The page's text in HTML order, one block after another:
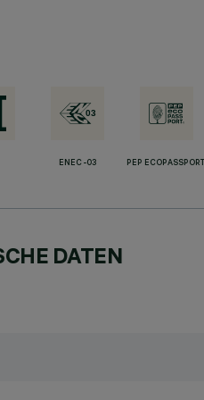
ENEC-03 PEP ECOPASSPORT
DATEN